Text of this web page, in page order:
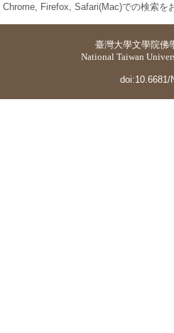
Chrome, Firefox, Safari(Mac)での検索を
臺灣大學文學院佛
National Taiwan
doi:10.6681/